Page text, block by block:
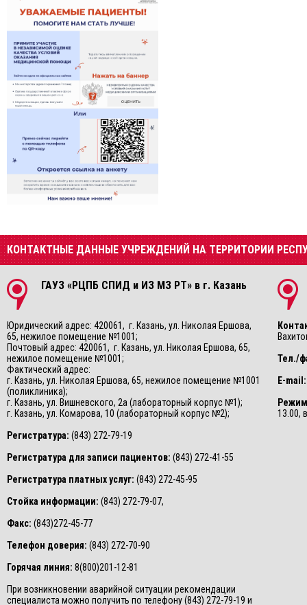
КОНТАКТНЫЕ ДАННЫЕ УЧРЕЖДЕНИЙ НА ТЕРРИТОРИИ
ГАУЗ «РЦПБ СПИД и ИЗ МЗ РТ» в г. Казань
Юридический адрес: 420061, г. Казань, ул. Николая Ершова,
65, нежилое помещение №1001;
Почтовый адрес: 420061, г. Казань, ул. Николая Ершова, 65,
нежилое помещение №1001;
Фактический адрес:
г. Казань, ул. Николая Ершова, 65, нежилое помещение №1001
(поликлиника);
г. Казань, ул. Вишневского, 2а (лабораторный корпус №1);
г. Казань, ул. Комарова, 10 (лабораторный корпус №2);
Регистратура: (843) 272-79-19
Регистратура для записи пациентов: (843) 272-41-55
Регистратура платных услуг: (843) 272-45-95
Стойка информации: (843) 272-79-07,
Факс: (843)272-45-77
Телефон доверия: (843) 272-70-90
Горячая линия: 8(800)201-12-81
При возникновении аварийной ситуации рекомендации
специалиста можно получить по телефону (843) 272-79-19 и
Тел./
E-mail:
13.00,